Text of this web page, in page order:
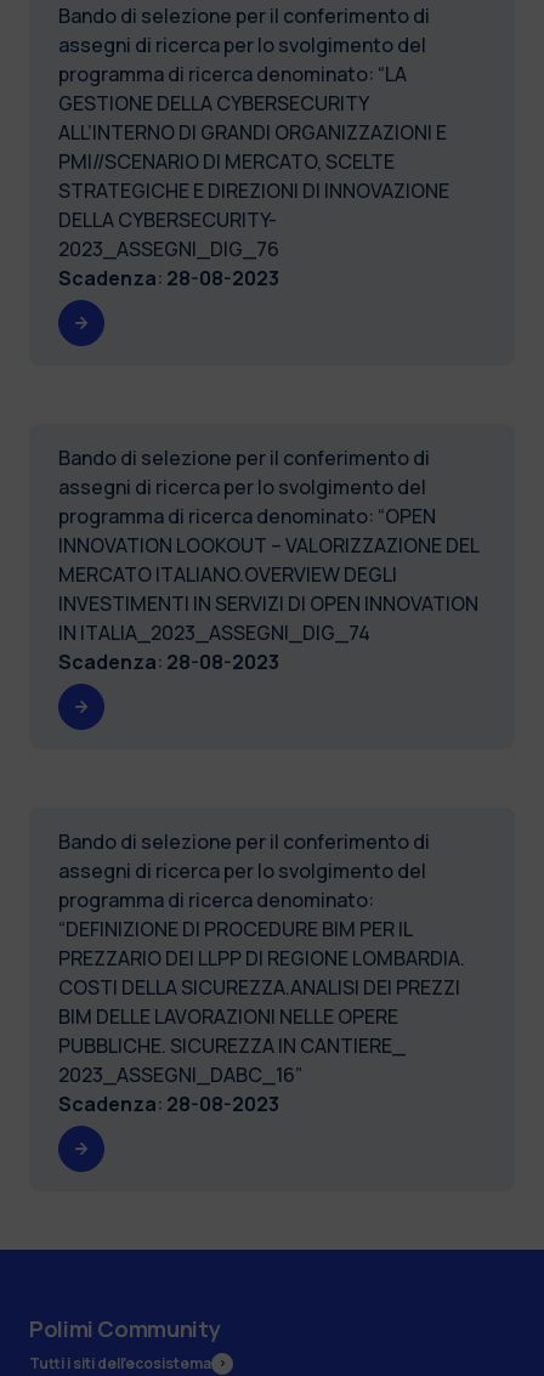
Bando di selezione per il conferimento di
assegni di ricerca per lo svolgimento del
programma di ricerca denominato: “LA
GESTIONE DELLA CYBERSECURITY
ALL’INTERNO DI GRANDI ORGANIZZAZIONI E
PMI//SCENARIO DI MERCATO, SCELTE
STRATEGICHE E DIREZIONI DI INNOVAZIONE
DELLA CYBERSECURITY-
2023_ASSEGNI_DIG_76
Scadenza: 28-08-2023
Bando di selezione per il conferimento di
assegni di ricerca per lo svolgimento del
programma di ricerca denominato: “OPEN
INNOVATION LOOKOUT – VALORIZZAZIONE DEL
MERCATO ITALIANO.OVERVIEW DEGLI
INVESTIMENTI IN SERVIZI DI OPEN INNOVATION
IN ITALIA_2023_ASSEGNI_DIG_74
Scadenza: 28-08-2023
Bando di selezione per il conferimento di
assegni di ricerca per lo svolgimento del
programma di ricerca denominato:
“DEFINIZIONE DI PROCEDURE BIM PER IL
PREZZARIO DEI LLPP DI REGIONE LOMBARDIA.
COSTI DELLA SICUREZZA.ANALISI DEI PREZZI
BIM DELLE LAVORAZIONI NELLE OPERE
PUBBLICHE. SICUREZZA IN CANTIERE_
2023_ASSEGNI_DABC_16”
Scadenza: 28-08-2023
Polimi Community
Tutti i siti dell’ecosistema